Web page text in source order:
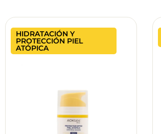
HIDRATACIÓN Y
PROTECCIÓN PIEL
ATÓPICA